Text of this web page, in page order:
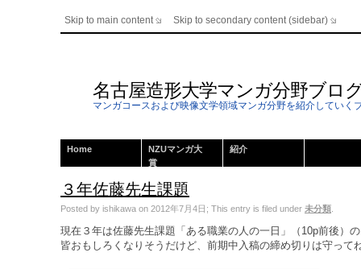
Skip to main content Skip to secondary content (sidebar)
名古屋造形大学マンガ分野ブロ
マンガコースおよび映像文学領域マンガ分野を紹介していく
Home
NZUマンガ大
賞
紹介
３年佐藤先生課題
Posted by ishikawa on 2012年7月4日; This entry is filed under 未分類
現在３年は佐藤先生課題「ある職業の人の一日」（10p前後）
皆おもしろくなりそうだけど、前期中入稿の締め切りは守って